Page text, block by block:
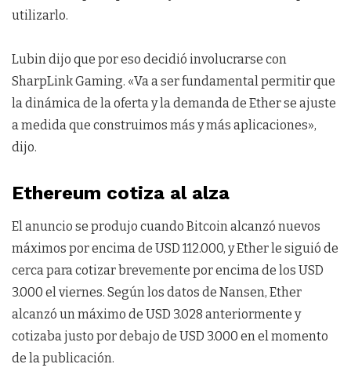
utilizarlo.
Lubin dijo que por eso decidió involucrarse con
SharpLink Gaming. «Va a ser fundamental permitir que
la dinámica de la oferta y la demanda de Ether se ajuste
a medida que construimos más y más aplicaciones»,
dijo.
Ethereum cotiza al alza
El anuncio se produjo cuando Bitcoin alcanzó nuevos
máximos por encima de USD 112.000, y Ether le siguió de
cerca para cotizar brevemente por encima de los USD
3.000 el viernes. Según los datos de Nansen, Ether
alcanzó un máximo de USD 3.028 anteriormente y
cotizaba justo por debajo de USD 3.000 en el momento
de la publicación.